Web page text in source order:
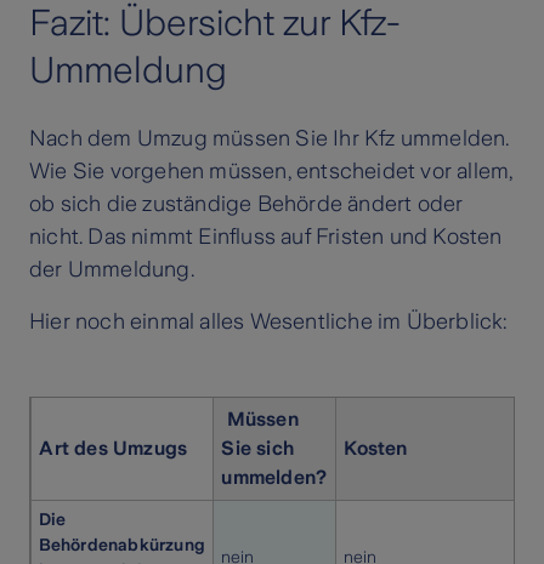
Fazit: Übersicht zur Kfz-
Ummeldung
Nach dem Umzug müssen Sie Ihr Kfz ummelden.
Wie Sie vorgehen müssen, entscheidet vor allem,
ob sich die zuständige Behörde ändert oder
nicht. Das nimmt Einfluss auf Fristen und Kosten
der Ummeldung.
Hier noch einmal alles Wesentliche im Überblick:
Art des Umzugs
Müssen
Sie sich
ummelden?
Kosten
Die
Behördenabkürzung
nein nein